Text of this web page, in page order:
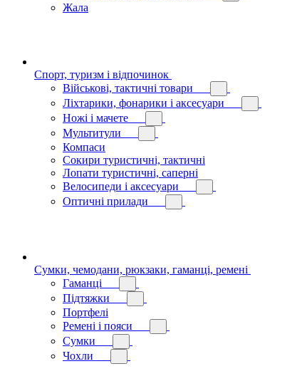
Жала
Спорт, туризм і відпочинок
Військові, тактичні товари
Ліхтарики, фонарики і аксесуари
Ножі і мачете
Мультитули
Компаси
Сокири туристичні, тактичні
Лопати туристичні, саперні
Велосипеди і аксесуари
Оптичні прилади
Сумки, чемодани, рюкзаки, гаманці, ремені
Гаманці
Підтяжки
Портфелі
Ремені і пояси
Сумки
Чохли